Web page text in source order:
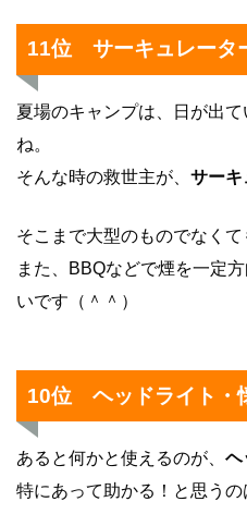
11位 サーキュレータ
夏場のキャンプは、日が出
ね。
そんな時の救世主が、 サーキ
そこまで大型のものでなくて
また、BBQなどで煙を一定
いです（＾＾）
10位 ヘッドライト・
あると何かと使えるのが、 ヘ
特にあって助かる！と思う